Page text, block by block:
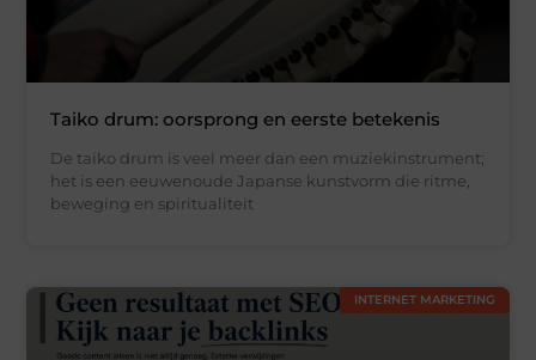
Taiko drum: oorsprong en eerste betekenis
De taiko drum is veel meer dan een muziekinstrument;
het is een eeuwenoude Japanse kunstvorm die ritme,
beweging en spiritualiteit
INTERNET MARKETING